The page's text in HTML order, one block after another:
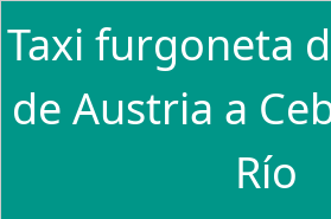
Taxi furgoneta
de Austria a
Río